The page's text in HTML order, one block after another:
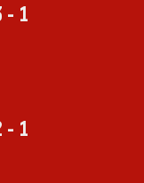
- 1
- 1